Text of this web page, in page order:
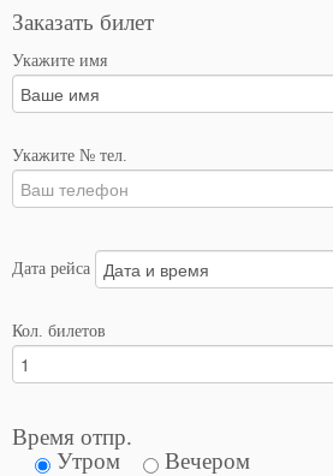
Заказать билет
Укажите имя
Укажите № тел.
Дата рейса
Кол. билетов
Время отпр.
Утром
Вечером